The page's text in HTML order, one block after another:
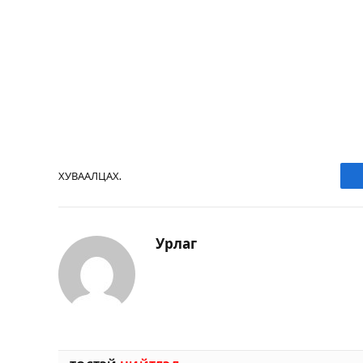
ХУВААЛЦАХ.
Урлаг